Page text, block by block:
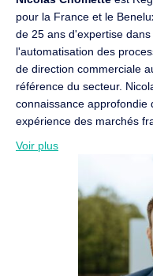
pour la France et le
de 25 ans d'expertise
l'automatisation des
de direction commerciale
référence du secteur.
connaissance approfondie
expérience des marchés
Voir plus